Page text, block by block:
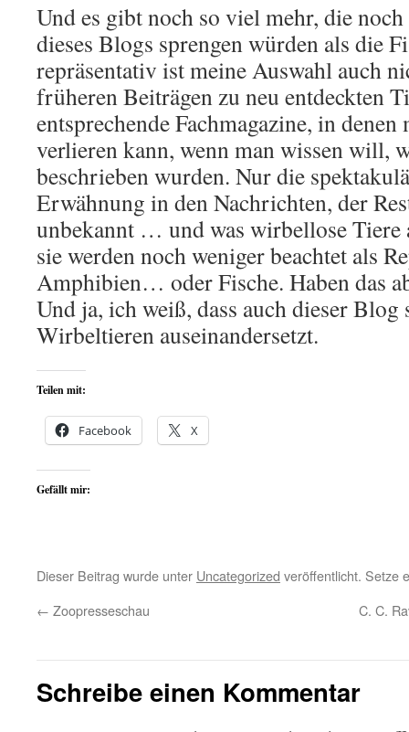
Und es gibt noch so viel mehr, die
dieses Blogs sprengen würden als die
repräsentativ ist meine Auswahl auch
früheren Beiträgen zu neu entdeckten
entsprechende Fachmagazine, in
verlieren kann, wenn man wissen will,
beschrieben wurden. Nur die
Erwähnung in den Nachrichten, der
unbekannt … und was wirbellose
sie werden noch weniger beachtet als
Amphibien… oder Fische. Haben das
Und ja, ich weiß, dass auch dieser Blog
Wirbeltieren auseinandersetzt.
Teilen mit:
Facebook X
Gefällt mir:
Dieser Beitrag wurde unter Uncategorized veröffentlicht. Setze
← Zoopresseschau C. C.
Schreibe einen Kommentar